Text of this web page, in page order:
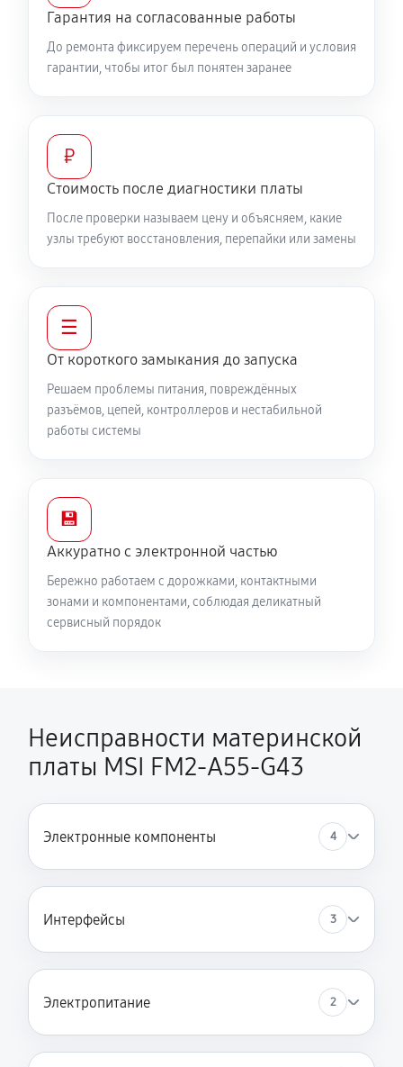
Гарантия на согласованные работы
До ремонта фиксируем перечень операций и условия
гарантии, чтобы итог был понятен заранее
₽
Стоимость после диагностики платы
После проверки называем цену и объясняем, какие
узлы требуют восстановления, перепайки или замены
☰
От короткого замыкания до запуска
Решаем проблемы питания, повреждённых
разъёмов, цепей, контроллеров и нестабильной
работы системы
💾
Аккуратно с электронной частью
Бережно работаем с дорожками, контактными
зонами и компонентами, соблюдая деликатный
сервисный порядок
Неисправности материнской
платы MSI FM2-A55-G43
Электронные компоненты 4
Интерфейсы 3
Электропитание 2